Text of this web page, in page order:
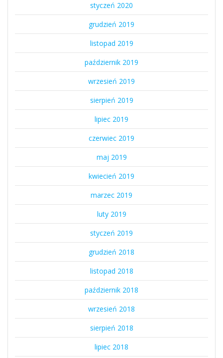
styczeń 2020
grudzień 2019
listopad 2019
październik 2019
wrzesień 2019
sierpień 2019
lipiec 2019
czerwiec 2019
maj 2019
kwiecień 2019
marzec 2019
luty 2019
styczeń 2019
grudzień 2018
listopad 2018
październik 2018
wrzesień 2018
sierpień 2018
lipiec 2018